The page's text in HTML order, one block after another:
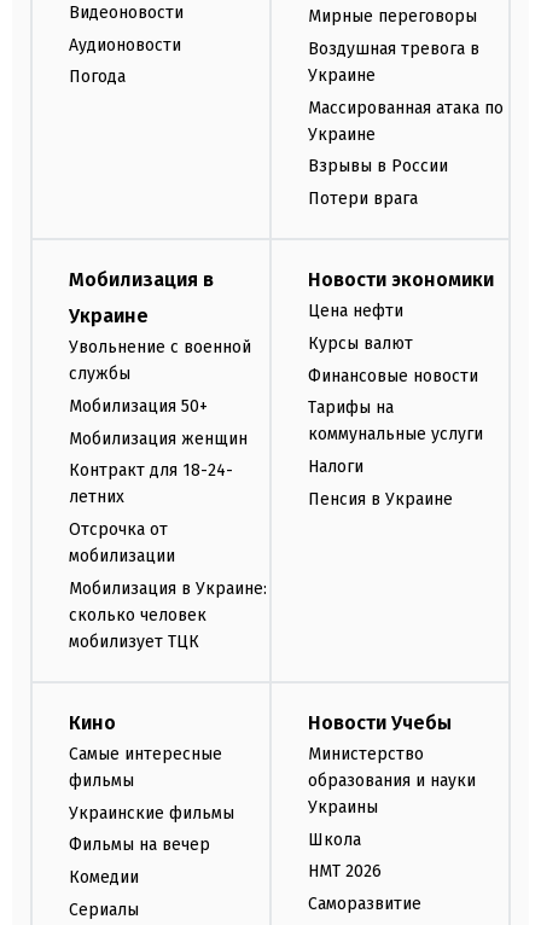
Видеоновости
Аудионовости
Погода
Мирные переговоры
Воздушная тревога в
Украине
Массированная атака по
Украине
Взрывы в России
Потери врага
Мобилизация в
Украине
Увольнение с военной
службы
Мобилизация 50+
Мобилизация женщин
Контракт для 18-24-
летних
Отсрочка от
мобилизации
Мобилизация в Украине:
сколько человек
мобилизует ТЦК
Новости экономики
Цена нефти
Курсы валют
Финансовые новости
Тарифы на
коммунальные услуги
Налоги
Пенсия в Украине
Кино
Самые интересные
фильмы
Украинские фильмы
Фильмы на вечер
Комедии
Сериалы
Новости Учебы
Министерство
образования и науки
Украины
Школа
НМТ 2026
Саморазвитие